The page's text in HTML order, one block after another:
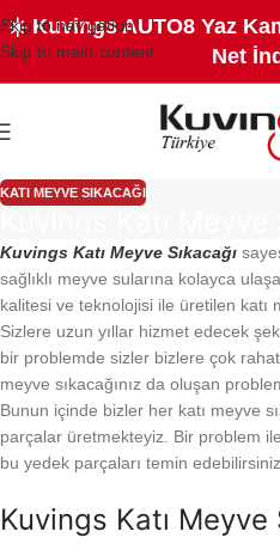
Skip to navigation
Skip to main content
☀️ Kuvings AUTO8 Yaz
Net
KATI MEYVE SIKACAĞI
Kuvings Katı Meyve Sıkacağı
sağlıklı meyve sularına kolayca
kalitesi ve teknolojisi ile üretilen katı
Sizlere uzun yıllar hizmet edecek
bir problemde sizler bizlere çok
meyve sıkacağınız da oluşan
Bunun içinde bizler her katı meyve
parçalar üretmekteyiz. Bir problem
bu yedek parçaları temin
Kuvings Katı Meyve